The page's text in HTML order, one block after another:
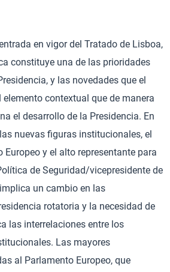
en vigor del Tratado de Lisboa,
constituye una de las prioridades
y las novedades que el
contextual que de manera
el desarrollo de la Presidencia. En
nuevas figuras institucionales, el
Europeo y el alto representante para
de Seguridad/vicepresidente de
un cambio en las
rotatoria y la necesidad de
las interrelaciones entre los
Las mayores
al Parlamento Europeo, que